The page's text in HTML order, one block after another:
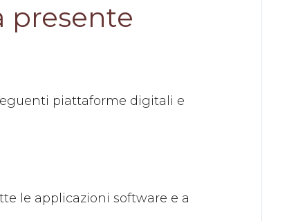
presente
piattaforme digitali e
le applicazioni software e a